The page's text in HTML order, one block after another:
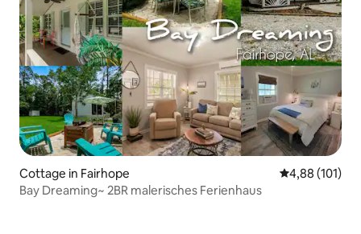
Cottage in Fairhope
4,88 (101)
Bay Dreaming~ 2BR malerisches Ferienhaus